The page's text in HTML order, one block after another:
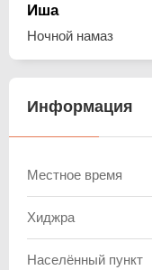
Иша
Ночной намаз
Информация
Местное время
Хиджра
Населённый пункт